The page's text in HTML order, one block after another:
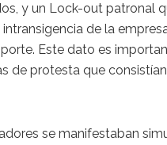
y un Lock-out patronal
de la
Este dato es
de protesta que
se manifestaban